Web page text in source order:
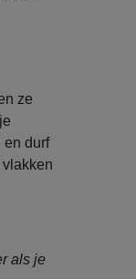
ze
en durf
als je